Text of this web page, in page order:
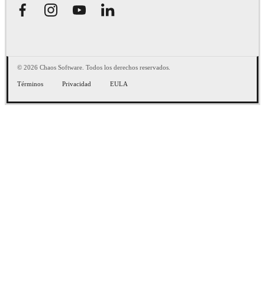
© 2026 Chaos Software. Todos los derechos reservados.
Términos Privacidad EULA